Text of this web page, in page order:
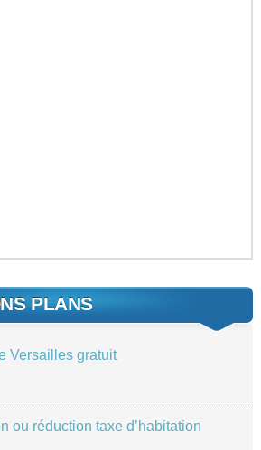
PLANS
Versailles gratuit
ou réduction taxe d’habitation